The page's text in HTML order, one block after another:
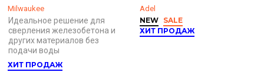
Milwaukee
Идеальное решение для
сверления железобетона и
других материалов без
подачи воды
ХИТ ПРОДАЖ
Adel
NEW SALE
ХИТ ПРОДАЖ